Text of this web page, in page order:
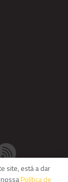
site, está a dar
Política de